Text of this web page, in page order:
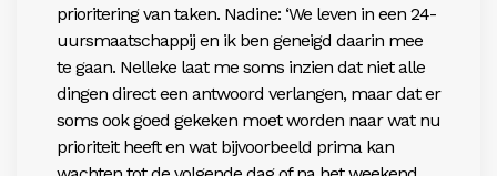
prioritering van taken. Nadine: ‘We leven in een 24-
uursmaatschappij en ik ben geneigd daarin mee
te gaan. Nelleke laat me soms inzien dat niet alle
dingen direct een antwoord verlangen, maar dat er
soms ook goed gekeken moet worden naar wat nu
prioriteit heeft en wat bijvoorbeeld prima kan